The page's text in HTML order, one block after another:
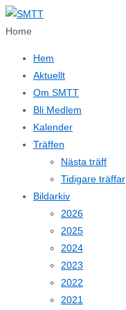
↓
Hoppa
huvudinnehållet
Home
Hem
Aktuellt
Om SMTT
Bli Medlem
Kalender
Träffen
Nästa träff
Tidigare träffar
Bildarkiv
2026
2025
2024
2023
2022
2021